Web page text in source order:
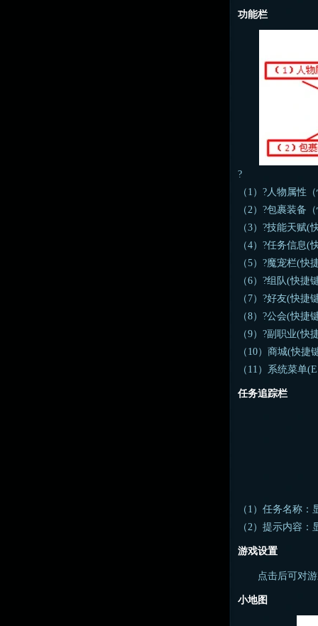
功能栏
?
（1）?人物属性
（2）?包裹装备
（3）?技能天赋
（4）?任务信息
（5）?魔宠栏(快
（6）?组队(快
（7）?好友(快捷
（8）?公会(快
（9）?副职业(
（10）商城(快捷
（11）系统菜单
任务追踪栏
（1）任务名称
（2）提示内容
游戏设置
点击后可对游
小地图